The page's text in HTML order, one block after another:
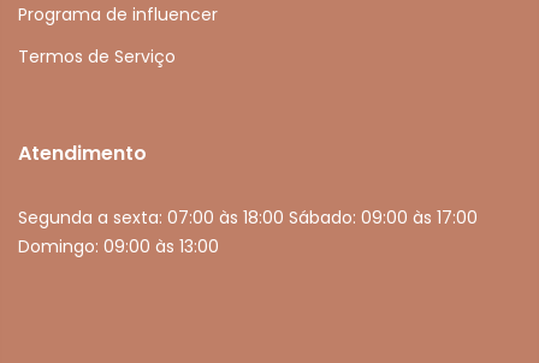
Programa de influencer
Termos de Serviço
Atendimento
Segunda a sexta: 07:00 às 18:00 Sábado: 09:00 às 17:00
Domingo: 09:00 às 13:00